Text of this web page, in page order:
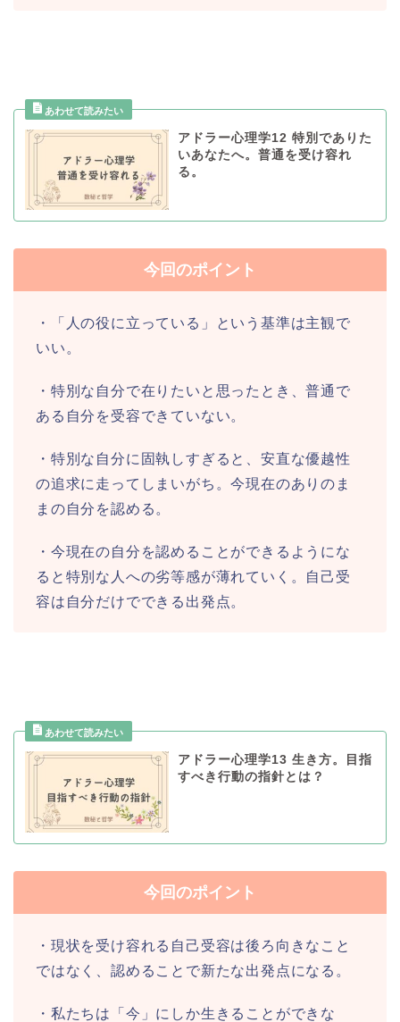
アドラー心理学12 特別でありた
いあなたへ。普通を受け容れ
る。
今回のポイント
・「人の役に立っている」という基準は主観で
いい。
・特別な自分で在りたいと思ったとき、普通で
ある自分を受容できていない。
・特別な自分に固執しすぎると、安直な優越性
の追求に走ってしまいがち。今現在のありのま
まの自分を認める。
・今現在の自分を認めることができるようにな
ると特別な人への劣等感が薄れていく。自己受
容は自分だけでできる出発点。
アドラー心理学13 生き方。目指
すべき行動の指針とは？
今回のポイント
・現状を受け容れる自己受容は後ろ向きなこと
ではなく、認めることで新たな出発点になる。
・私たちは「今」にしか生きることができな